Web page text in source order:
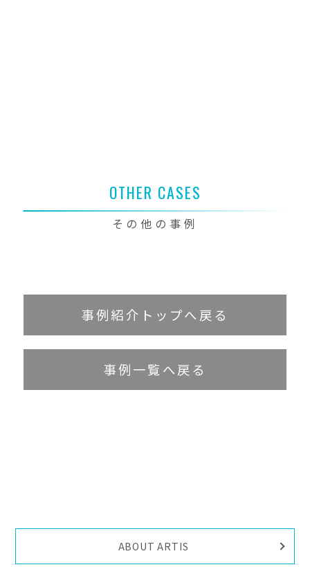
OTHER CASES
その他の事例
事例紹介トップへ戻る
事例一覧へ戻る
ABOUT ARTIS